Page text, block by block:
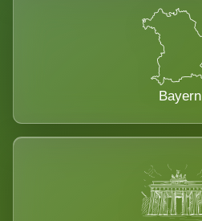
Bayern